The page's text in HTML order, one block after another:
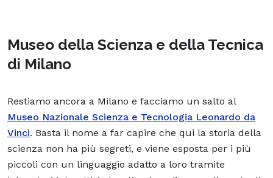
Museo della Scienza e della Tecnica
di Milano
Restiamo ancora a Milano e facciamo un salto al
Museo Nazionale Scienza e Tecnologia Leonardo da
Vinci. Basta il nome a far capire che qui la storia della
scienza non ha più segreti, e viene esposta per i più
piccoli con un linguaggio adatto a loro tramite